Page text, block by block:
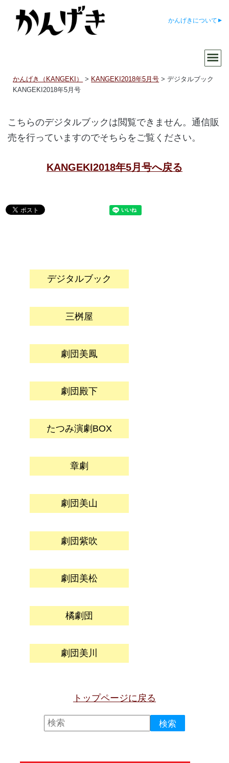
かんげきについて
かんげき（KANGEKI） > KANGEKI2018年5月号 >デジタルブック
KANGEKI2018年5月号
こちらのデジタルブックは閲覧できません。通信販
売を行っていますのでそちらをご覧ください。
KANGEKI2018年5月号へ戻る
デジタルブック
三桝屋
劇団美鳳
劇団殿下
たつみ演劇BOX
章劇
劇団美山
劇団紫吹
劇団美松
橘劇団
劇団美川
トップページに戻る